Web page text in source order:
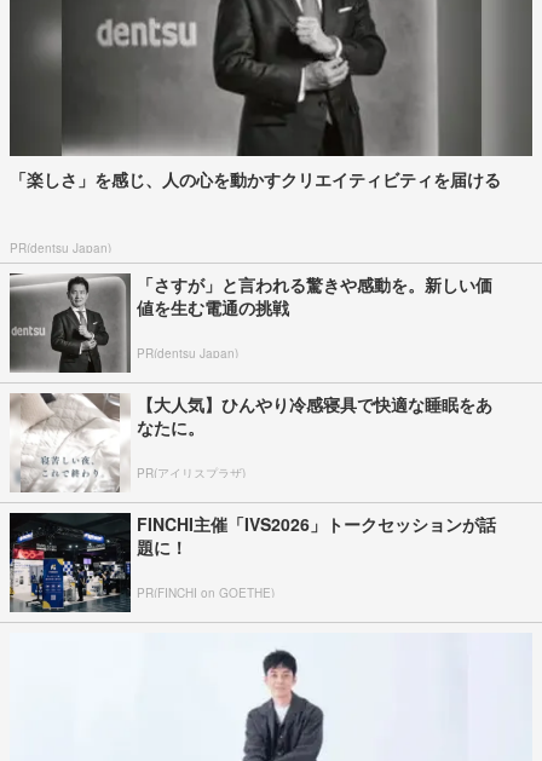
「楽しさ」を感じ、人の心を動かすクリエイティビティを届ける
PR(dentsu Japan)
「さすが」と言われる驚きや感動を。新しい価
値を生む電通の挑戦
PR(dentsu Japan)
【大人気】ひんやり冷感寝具で快適な睡眠をあ
なたに。
PR(アイリスプラザ)
FINCHI主催「IVS2026」トークセッションが話
題に！
PR(FINCHI on GOETHE)